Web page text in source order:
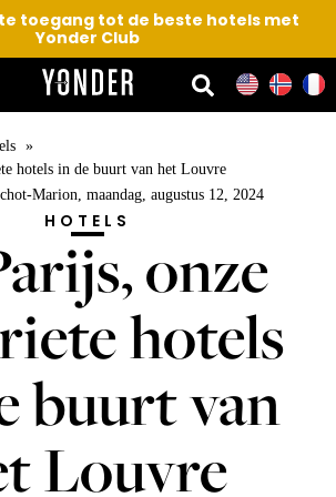
toegang tot de beste hotels met
Yonder Club
hotels in de buurt van het Louvre
Marion, maandag, augustus 12, 2024
HOTELS
onze
hotels
buurt van
Louvre